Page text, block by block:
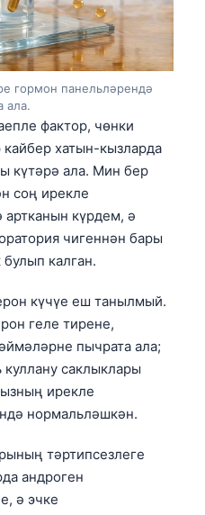
гормон панельләрендә
ала.
фактор, чөнки
хатын-кызларда
күтәрә ала. Мин бер
соң ирекле
артканын күрдем, ә
чигеннән бары
калган.
күчүе еш танылмый.
геле тирене,
пычрата ала;
куллану саклыклары
ирекле
нормальләшкән.
тәртипсезлеге
андроген
ә эчке